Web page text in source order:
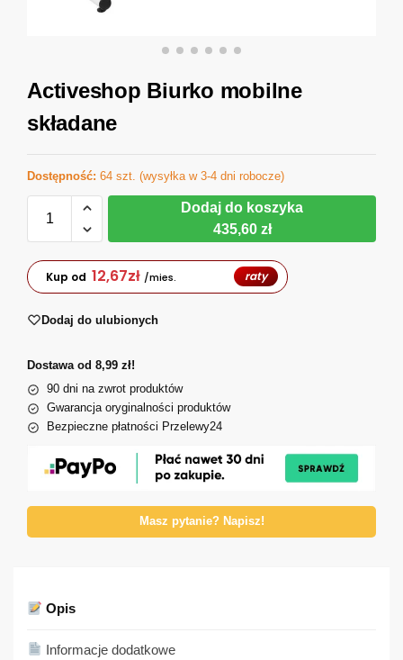
Activeshop Biurko mobilne
składane
Dostępność: 64 szt. (wysyłka w 3-4 dni robocze)
Dodaj do koszyka
435,60 zł
Kup od 12,67zł /mies. raty
Dodaj do ulubionych
Dostawa od 8,99 zł!
90 dni na zwrot produktów
Gwarancja oryginalności produktów
Bezpieczne płatności Przelewy24
Masz pytanie? Napisz!
Opis
Informacje dodatkowe